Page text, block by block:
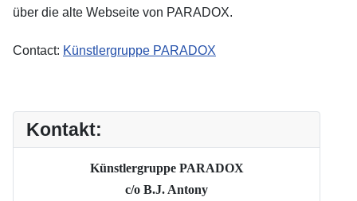
über die alte Webseite von PARADOX.
Contact: Künstlergruppe PARADOX
Kontakt:
Künstlergruppe PARADOX
c/o B.J. Antony